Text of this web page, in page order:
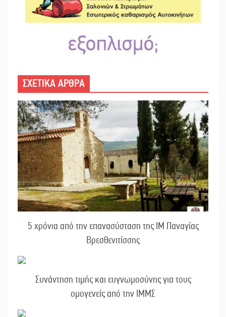
ΣΧΕΤΙΚΑ ΑΡΘΡΑ
5 χρόνια από την επανασύσταση της ΙΜ Παναγίας
Βρεσθενιτίσσης
Συνάντηση τιμής και ευγνωμοσύνης για τους
ομογενείς από την ΙΜΜΣ